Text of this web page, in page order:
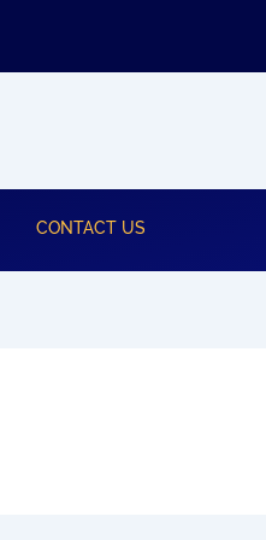
CONTACT US